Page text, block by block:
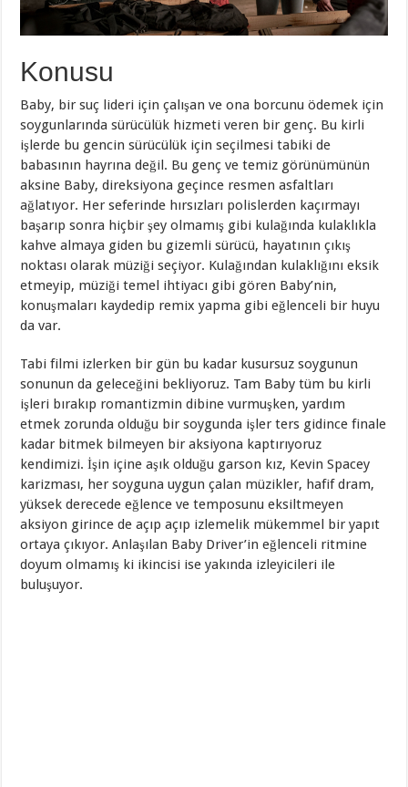
Konusu
Baby, bir suç lideri için çalışan ve ona borcunu ödemek için
soygunlarında sürücülük hizmeti veren bir genç. Bu kirli
işlerde bu gencin sürücülük için seçilmesi tabiki de
babasının hayrına değil. Bu genç ve temiz görünümünün
aksine Baby, direksiyona geçince resmen asfaltları
ağlatıyor. Her seferinde hırsızları polislerden kaçırmayı
başarıp sonra hiçbir şey olmamış gibi kulağında kulaklıkla
kahve almaya giden bu gizemli sürücü, hayatının çıkış
noktası olarak müziği seçiyor. Kulağından kulaklığını eksik
etmeyip, müziği temel ihtiyacı gibi gören Baby’nin,
konuşmaları kaydedip remix yapma gibi eğlenceli bir huyu
da var.
Tabi filmi izlerken bir gün bu kadar kusursuz soygunun
sonunun da geleceğini bekliyoruz. Tam Baby tüm bu kirli
işleri bırakıp romantizmin dibine vurmuşken, yardım
etmek zorunda olduğu bir soygunda işler ters gidince finale
kadar bitmek bilmeyen bir aksiyona kaptırıyoruz
kendimizi. İşin içine aşık olduğu garson kız, Kevin Spacey
karizması, her soyguna uygun çalan müzikler, hafif dram,
yüksek derecede eğlence ve temposunu eksiltmeyen
aksiyon girince de açıp açıp izlemelik mükemmel bir yapıt
ortaya çıkıyor. Anlaşılan Baby Driver’in eğlenceli ritmine
doyum olmamış ki ikincisi ise yakında izleyicileri ile
buluşuyor.